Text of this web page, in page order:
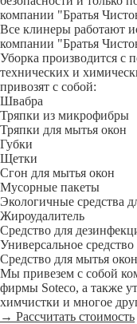
компании "Братья
Все клинеры работают
компании "Братья
Уборка производится с
технических и
привозят с собой:
Швабра
Тряпки из микрофибры
Тряпки для мытья окон
Губки
Щетки
Сгон для мытья окон
Мусорные пакеты
Экологичные средства
Жироудалитель
Средство для
Универсальное средство
Средство для мытья окон
Мы привезем с собой
фирмы Soteco, а также
химчистки и многое
→ Рассчитать стоимость